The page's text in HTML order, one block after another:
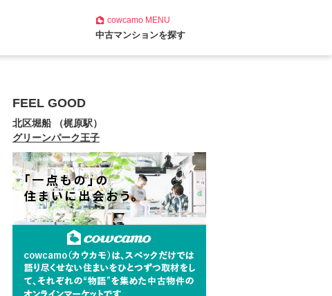
cowcamoMENU
中古マンションを探す
FEEL GOOD
北区堀船 （梶原駅）
グリーンパーク王子